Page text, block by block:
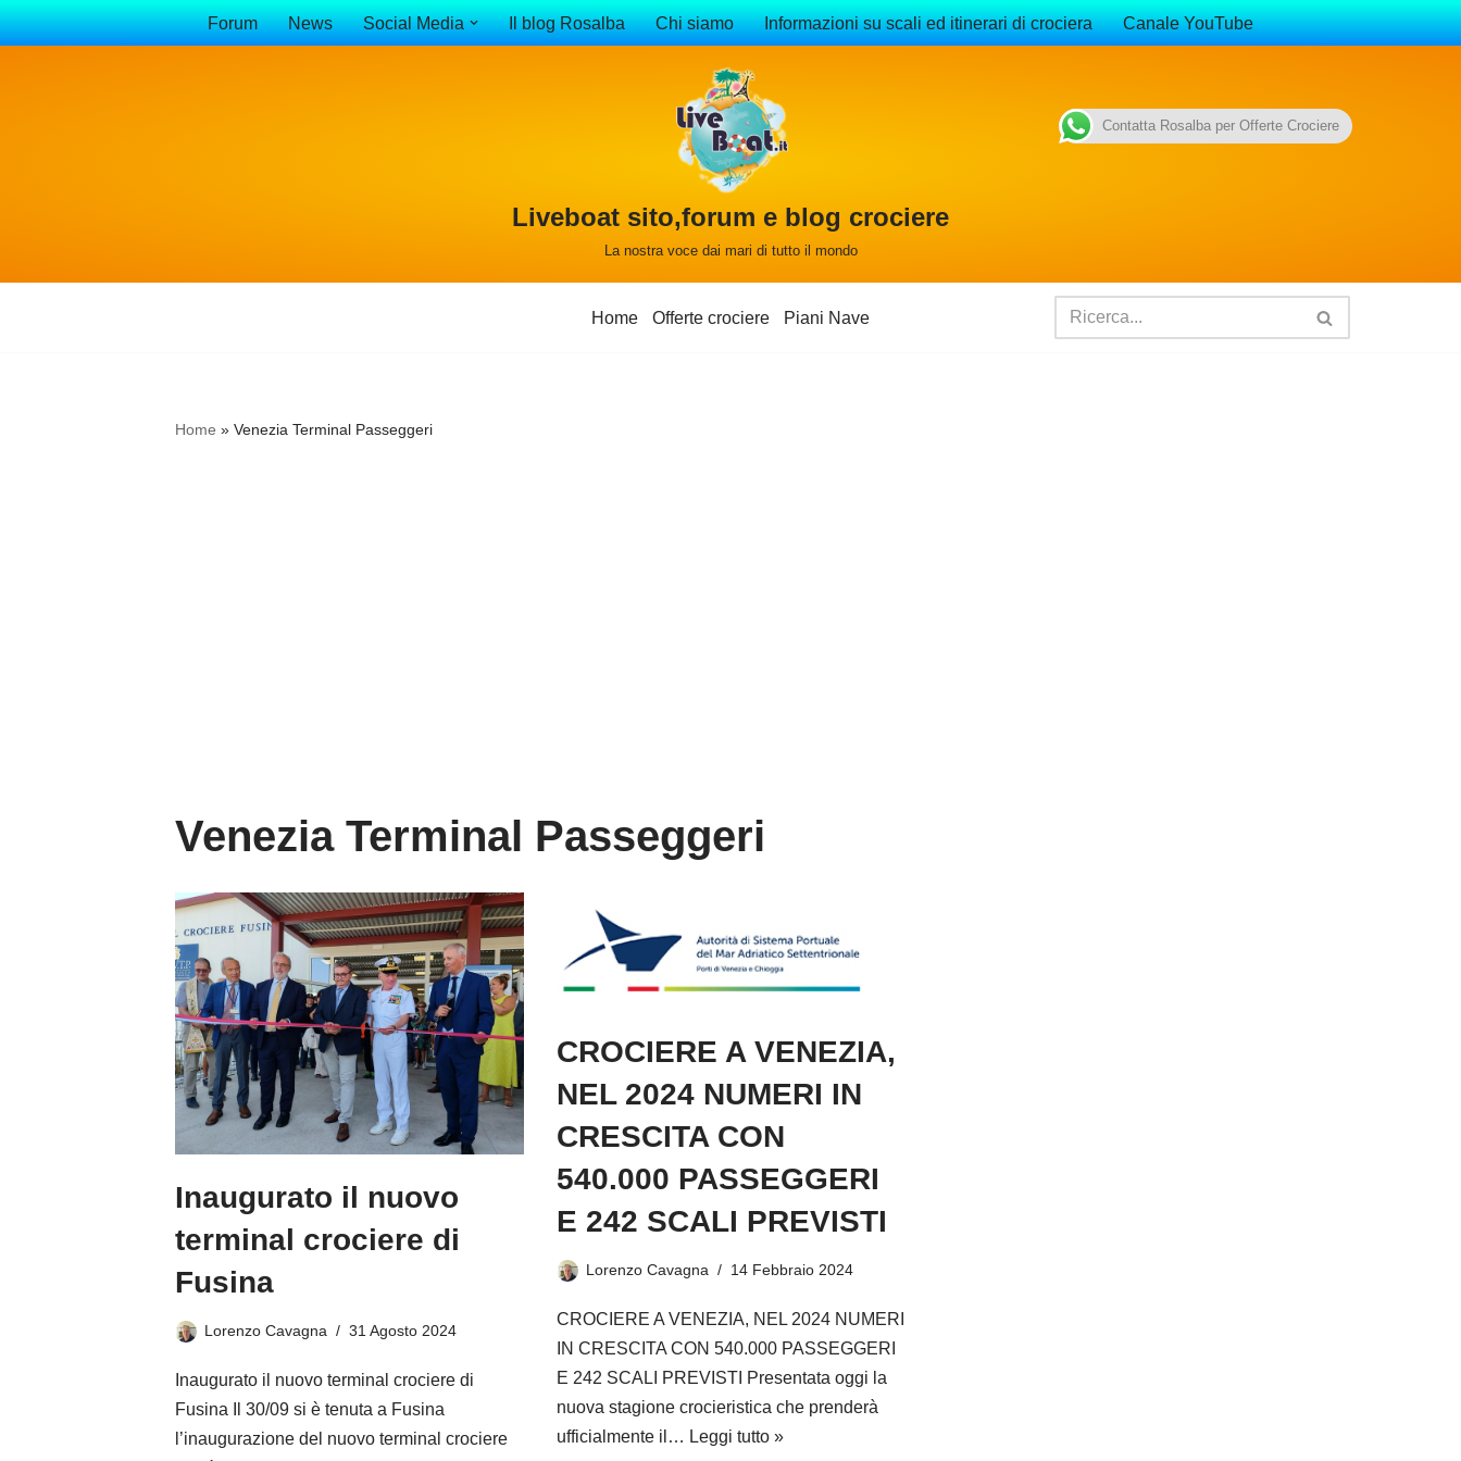
Forum News Social Media Il blog Rosalba Chi siamo Informazioni su scali ed itinerari di crociera Canale YouTube
Liveboat sito,forum e blog crociere
La nostra voce dai mari di tutto il mondo
Home Offerte crociere Piani Nave
Home » Venezia Terminal Passeggeri
Venezia Terminal Passeggeri
Inaugurato il nuovo
terminal crociere di
Fusina
Lorenzo Cavagna 31 Agosto 2024
Inaugurato il nuovo terminal crociere di
Fusina Il 30/09 si è tenuta a Fusina
l’inaugurazione del nuovo terminal crociere
CROCIERE A VENEZIA,
NEL 2024 NUMERI IN
CRESCITA CON
540.000 PASSEGGERI
E 242 SCALI PREVISTI
Lorenzo Cavagna 14 Febbraio 2024
CROCIERE A VENEZIA, NEL 2024 NUMERI
IN CRESCITA CON 540.000 PASSEGGERI
E 242 SCALI PREVISTI Presentata oggi la
nuova stagione crocieristica che prenderà
ufficialmente il… Leggi tutto »
Contatta Rosalba per Offerte Crociere